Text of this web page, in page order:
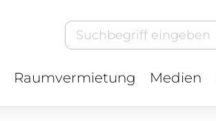
Raumvermietung Medien